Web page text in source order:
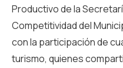
Productivo de la
Competitividad del
con la participación de
turismo, quienes